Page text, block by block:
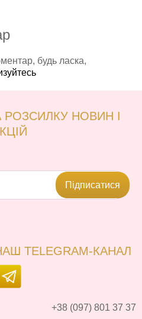
будь ласка,
РОЗСИЛКУ НОВИН І
Підписатися
TELEGRAM-КАНАЛ
+38 (097) 801 37 37